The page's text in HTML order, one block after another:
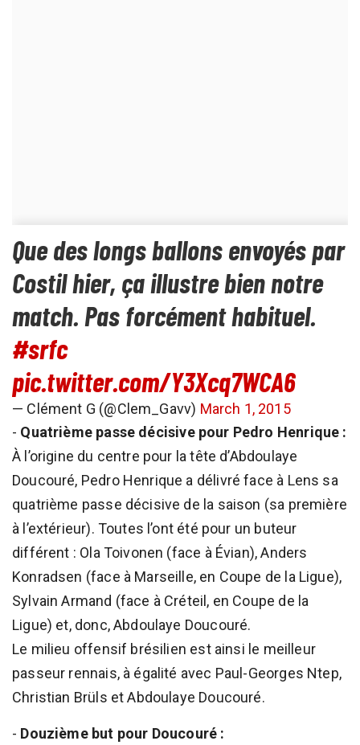
Que des longs ballons envoyés par
Costil hier, ça illustre bien notre
match. Pas forcément habituel.
#srfc
pic.twitter.com/Y3Xcq7WCA6
— Clément G (@Clem_Gavv) March 1, 2015
- Quatrième passe décisive pour Pedro Henrique :
À l’origine du centre pour la tête d’Abdoulaye
Doucouré, Pedro Henrique a délivré face à Lens sa
quatrième passe décisive de la saison (sa première
à l’extérieur). Toutes l’ont été pour un buteur
différent : Ola Toivonen (face à Évian), Anders
Konradsen (face à Marseille, en Coupe de la Ligue),
Sylvain Armand (face à Créteil, en Coupe de la
Ligue) et, donc, Abdoulaye Doucouré.
Le milieu offensif brésilien est ainsi le meilleur
passeur rennais, à égalité avec Paul-Georges Ntep,
Christian Brüls et Abdoulaye Doucouré.
- Douzième but pour Doucouré :